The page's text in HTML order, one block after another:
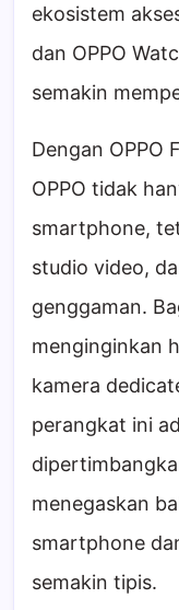
ekosistem
dan OPPO
semakin
Dengan OPPO
OPPO tidak
smartphone,
studio video,
genggaman.
menginginkan
kamera
perangkat ini
menegaskan
smartphone
semakin tipis.